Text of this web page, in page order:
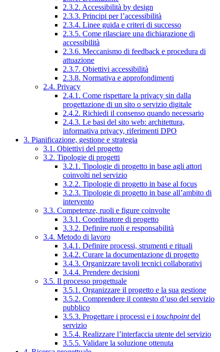
2.3.2. Accessibilità by design
2.3.3. Principi per l’accessibilità
2.3.4. Linee guida e criteri di successo
2.3.5. Come rilasciare una dichiarazione di
accessibilità
2.3.6. Meccanismo di feedback e procedura di
attuazione
2.3.7. Obiettivi accessibilità
2.3.8. Normativa e approfondimenti
2.4. Privacy
2.4.1. Come rispettare la privacy sin dalla
progettazione di un sito o servizio digitale
2.4.2. Richiedi il consenso quando necessario
2.4.3. Le basi del sito web: architettura,
informativa privacy, riferimenti DPO
3. Pianificazione, gestione e strategia
3.1. Obiettivi del progetto
3.2. Tipologie di progetti
3.2.1. Tipologie di progetto in base agli attori
coinvolti nel servizio
3.2.2. Tipologie di progetto in base al focus
3.2.3. Tipologie di progetto in base all’ambito di
intervento
3.3. Competenze, ruoli e figure coinvolte
3.3.1. Coordinatore di progetto
3.3.2. Definire ruoli e responsabilità
3.4. Metodo di lavoro
3.4.1. Definire processi, strumenti e rituali
3.4.2. Curare la documentazione di progetto
3.4.3. Organizzare tavoli tecnici collaborativi
3.4.4. Prendere decisioni
3.5. Il processo progettuale
3.5.1. Organizzare il progetto e la sua gestione
3.5.2. Comprendere il contesto d’uso del servizio
pubblico
3.5.3. Progettare i processi e i touchpointdel
servizio
3.5.4. Realizzare l’interfaccia utente del servizio
3.5.5. Validare la soluzione ottenuta